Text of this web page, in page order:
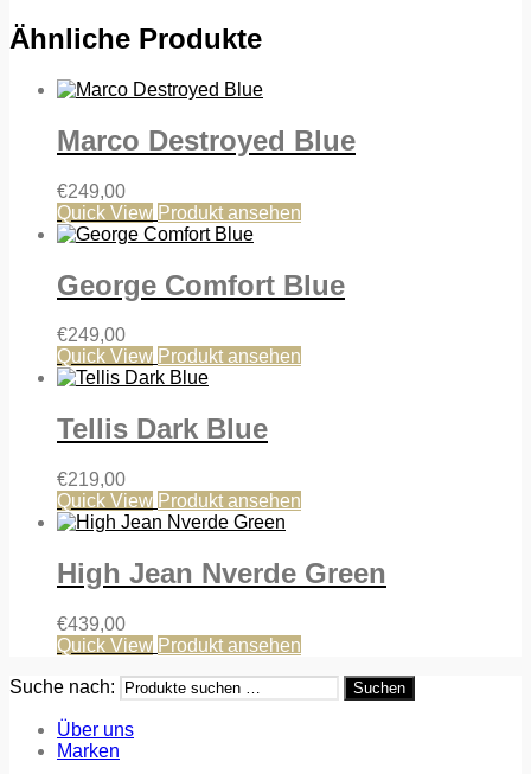
Ähnliche Produkte
Marco Destroyed Blue
€249,00
Quick View Produkt ansehen
George Comfort Blue
€249,00
Quick View Produkt ansehen
Tellis Dark Blue
€219,00
Quick View Produkt ansehen
High Jean Nverde Green
€439,00
Quick View Produkt ansehen
Suche nach: Suchen
Über uns
Marken